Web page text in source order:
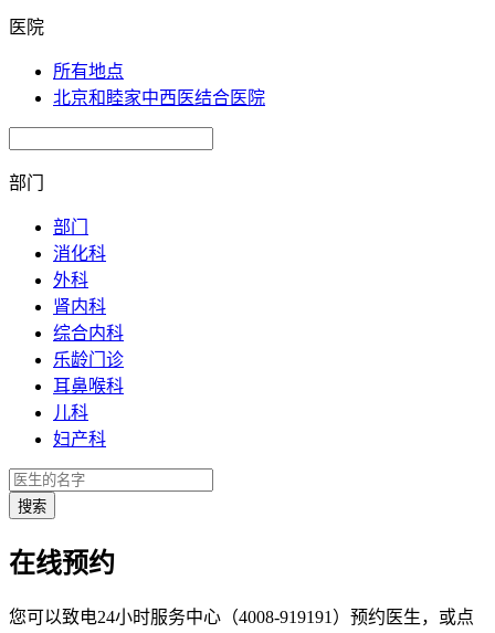
医院
所有地点
北京和睦家中西医结合医院
部门
部门
消化科
外科
肾内科
综合内科
乐龄门诊
耳鼻喉科
儿科
妇产科
在线预约
您可以致电24小时服务中心（4008-919191）预约医生，或点